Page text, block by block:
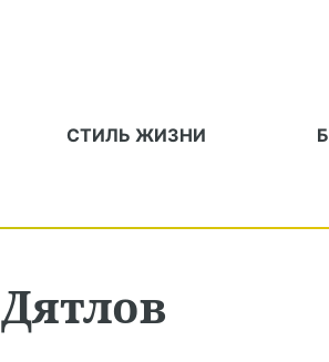
СТИЛЬ ЖИЗНИ
Дятлов